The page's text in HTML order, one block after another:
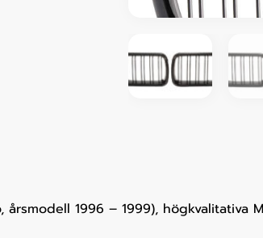
1996 – 1999), högkvalitativa